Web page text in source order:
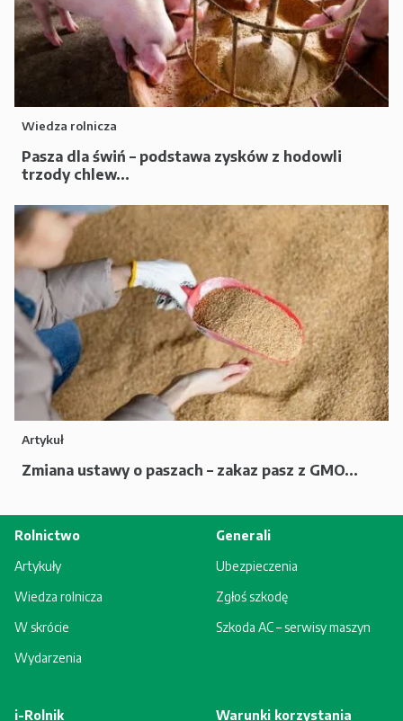
Wiedza rolnicza
Pasza dla świń – podstawa zysków z hodowli
trzody chlew...
Artykuł
Zmiana ustawy o paszach – zakaz pasz z GMO...
Rolnictwo
Artykuły
Wiedza rolnicza
W skrócie
Wydarzenia
Generali
Ubezpieczenia
Zgłoś szkodę
Szkoda AC – serwisy maszyn
i-Rolnik Warunki korzystania